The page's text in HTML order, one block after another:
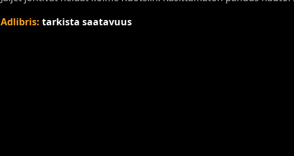
Adlibris: tarkista saatavuus